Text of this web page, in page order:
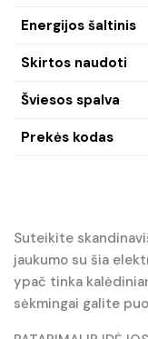
Energijos šaltinis
Skirtos naudoti
Šviesos spalva
Prekės kodas
Suteikite
jaukumo su šia
ypač tinka
sėkmingai galite